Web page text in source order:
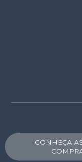
CONHEÇA